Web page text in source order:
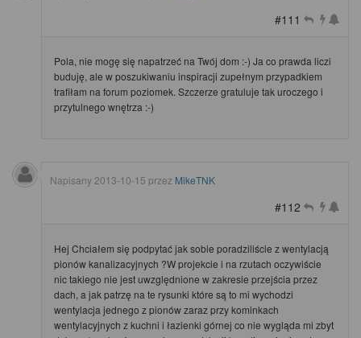
#111
Pola, nie mogę się napatrzeć na Twój dom :-) Ja co prawda liczi
buduję, ale w poszukiwaniu inspiracji zupełnym przypadkiem
trafiłam na forum poziomek. Szczerze gratuluje tak uroczego i
przytulnego wnętrza :-)
Napisany 2013-10-15 przez MikeTNK
#112
Hej Chciałem się podpytać jak sobie poradziliście z wentylacją
pionów kanalizacyjnych ?W projekcie i na rzutach oczywiście
nic takiego nie jest uwzględnione w zakresie przejścia przez
dach, a jak patrzę na te rysunki które są to mi wychodzi
wentylacja jednego z pionów zaraz przy kominkach
wentylacyjnych z kuchni i łazienki górnej co nie wygląda mi zbyt